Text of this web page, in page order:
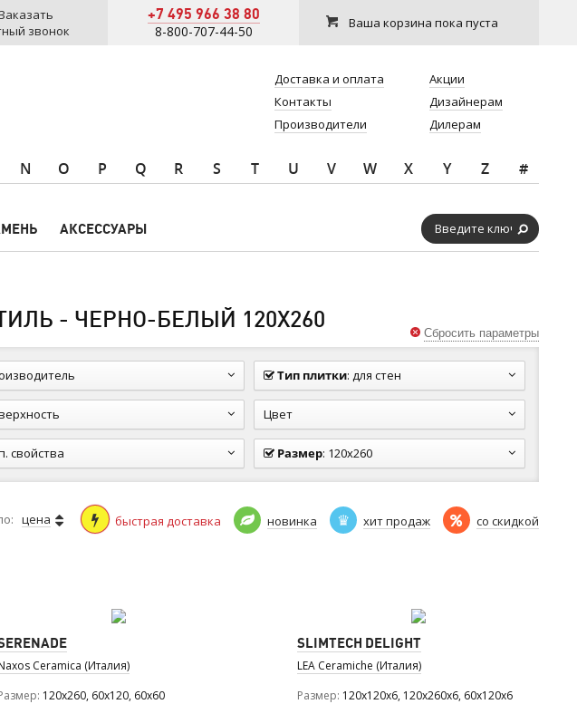
Заказать
звонок
+7 495 966 38 80
8-800-707-44-50 Ваша корзина пока пуста
Доставка и оплата
Контакты
Производители
Акции
Дизайнерам
Дилерам
N O P Q R S T U V W X Y Z #
АКСЕССУАРЫ
- ЧЕРНО-БЕЛЫЙ 120Х260
Тип плитки: для стен
Цвет
свойства Размер: 120x260
Сбросить параметры
цена быстрая доставка новинка хит продаж со скидкой
Ceramica (Италия)
120x260, 60x120, 60x60
SLIMTECH DELIGHT
LEA Ceramiche (Италия)
Размер 120x120x6, 120x260x6, 60x120x6